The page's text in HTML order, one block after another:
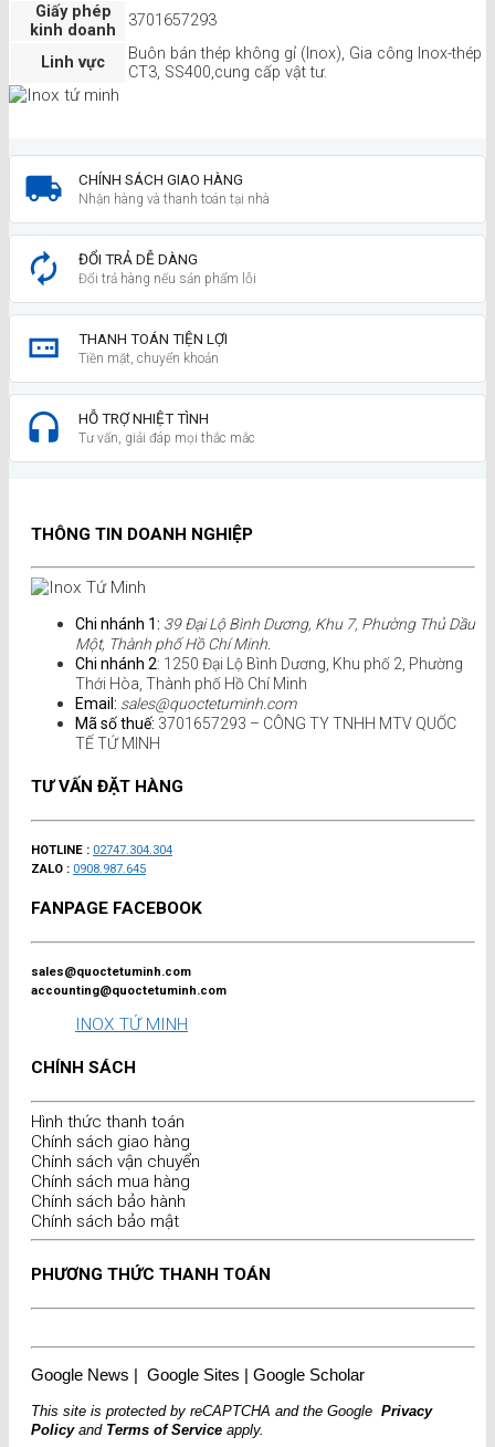
Giấy phép
kinh doanh
3701657293
Linh vực
Buôn bán thép không gỉ (Inox), Gia công Inox-thép
CT3, SS400,cung cấp vật tư.
CHÍNH SÁCH GIAO HÀNG
Nhận hàng và thanh toán tại nhà
ĐỔI TRẢ DỄ DÀNG
Đổi trả hàng nếu sản phẩm lỗi
THANH TOÁN TIỆN LỢI
Tiền mặt, chuyển khoản
HỖ TRỢ NHIỆT TÌNH
Tư vấn, giải đáp mọi thắc mắc
THÔNG TIN DOANH NGHIỆP
Chi nhánh 1: 39 Đại Lộ Bình Dương, Khu 7, Phường Thủ Dầu
Một, Thành phố Hồ Chí Minh.
Chi nhánh 2: 1250 Đại Lộ Bình Dương, Khu phố 2, Phường
Thới Hòa, Thành phố Hồ Chí Minh
Email: sales@quoctetuminh.com
Mã số thuế: 3701657293 – CÔNG TY TNHH MTV QUỐC
TẾ TỨ MINH
TƯ VẤN ĐẶT HÀNG
HOTLINE : 02747.304.304
ZALO : 0908.987.645
FANPAGE FACEBOOK
sales@quoctetuminh.com
accounting@quoctetuminh.com
INOX TỨ MINH
CHÍNH SÁCH
Hình thức thanh toán
Chính sách giao hàng
Chính sách vận chuyển
Chính sách mua hàng
Chính sách bảo hành
Chính sách bảo mật
PHƯƠNG THỨC THANH TOÁN
Google News | Google Sites | Google Scholar
This site is protected by reCAPTCHA and the Google Privacy
PolicyandTerms of Service apply.